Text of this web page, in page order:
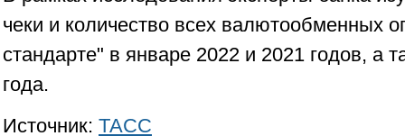
чеки и количество всех валютообменных
стандарте" в январе 2022 и 2021 годов, а
года.
Источник: ТАСС